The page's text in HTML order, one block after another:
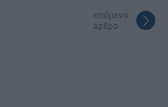
επόμενο
άρθρο